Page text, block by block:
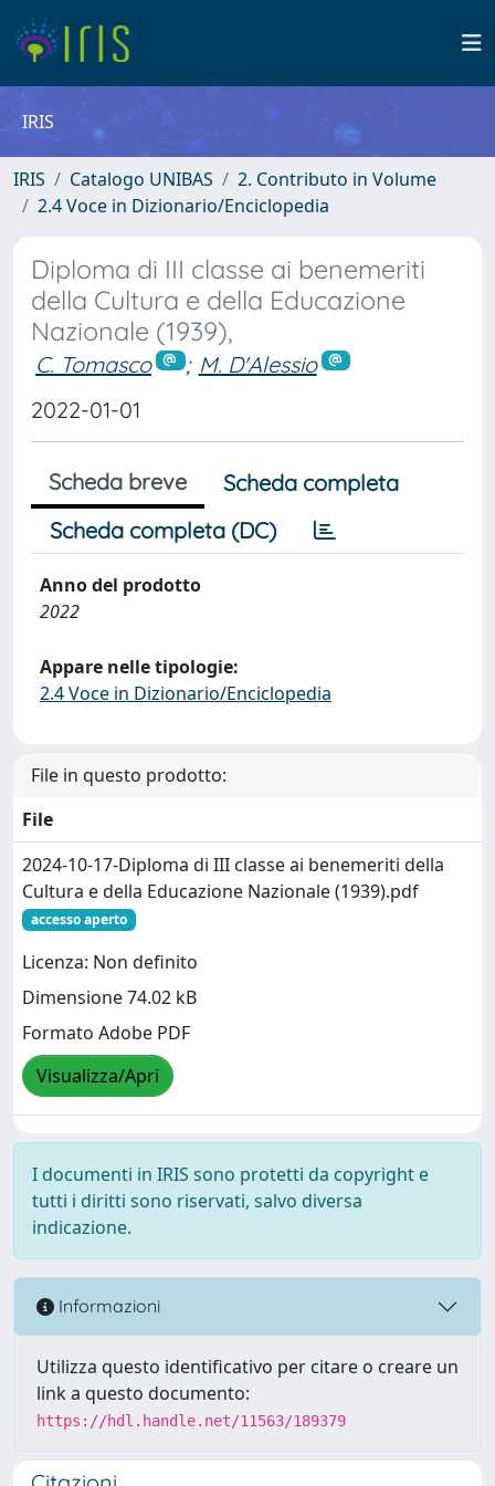
IRIS
IRIS Catalogo UNIBAS
2. Contributo in Volume
2.4 Voce in Dizionario/Enciclopedia
Diploma di III classe ai benemeriti
della Cultura e della Educazione
Nazionale (1939),
C. Tomasco ; M. D'Alessio
2022-01-01
Scheda breve
Scheda completa
Scheda completa (DC)
Anno del prodotto
2022
Appare nelle tipologie:
2.4 Voce in Dizionario/Enciclopedia
File in questo prodotto:
File
2024-10-17-Diploma di III classe ai benemeriti della
Cultura e della Educazione Nazionale (1939).pdf
accesso aperto
Licenza: Non definito
Dimensione 74.02 kB
Formato Adobe PDF
Visualizza/Apri
I documenti in IRIS sono protetti da copyright e
tutti i diritti sono riservati, salvo diversa
indicazione.
Informazioni
Utilizza questo identificativo per citare o creare un
link a questo documento:
https://hdl.handle.net/11563/189379